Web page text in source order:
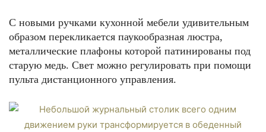
С новыми ручками кухонной мебели удивительным
образом перекликается паукообразная люстра,
металлические плафоны которой патинированы под
старую медь. Свет можно регулировать при помощи
пульта дистанционного управления.